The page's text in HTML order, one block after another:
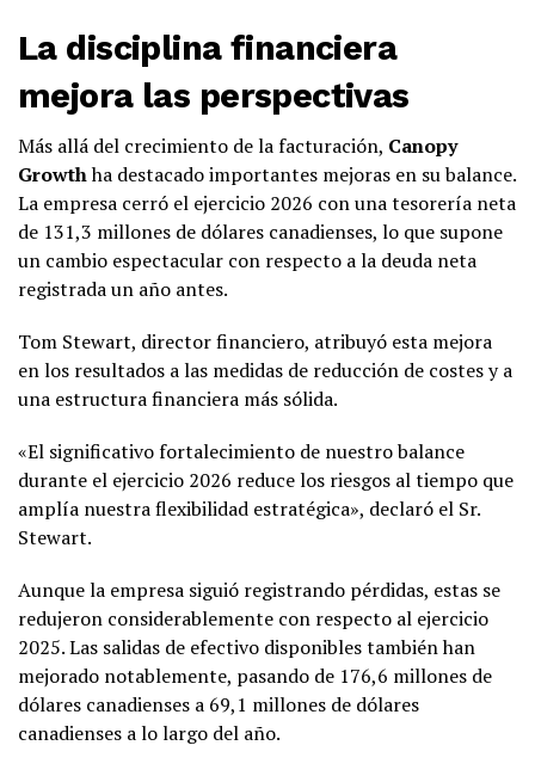
La disciplina financiera
mejora las perspectivas
Más allá del crecimiento de la facturación, Canopy
Growthha destacado importantes mejoras en su balance.
La empresa cerró el ejercicio 2026 con una tesorería neta
de 131,3 millones de dólares canadienses, lo que supone
un cambio espectacular con respecto a la deuda neta
registrada un año antes.
Tom Stewart, director financiero, atribuyó esta mejora
en los resultados a las medidas de reducción de costes y a
una estructura financiera más sólida.
«El significativo fortalecimiento de nuestro balance
durante el ejercicio 2026 reduce los riesgos al tiempo que
amplía nuestra flexibilidad estratégica», declaró el Sr.
Stewart.
Aunque la empresa siguió registrando pérdidas, estas se
redujeron considerablemente con respecto al ejercicio
2025. Las salidas de efectivo disponibles también han
mejorado notablemente, pasando de 176,6 millones de
dólares canadienses a 69,1 millones de dólares
canadienses a lo largo del año.